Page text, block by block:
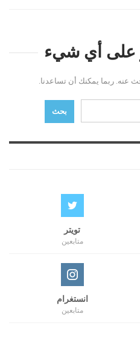
على أي شيء
عنه. ربما يمكنك أن تساعدنا.
تويتر
متابعين
انستغرام
متابعين